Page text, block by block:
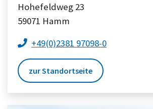
Hohefeldweg 23
59071 Hamm
+49(0)2381 97098-0
zur Standortseite